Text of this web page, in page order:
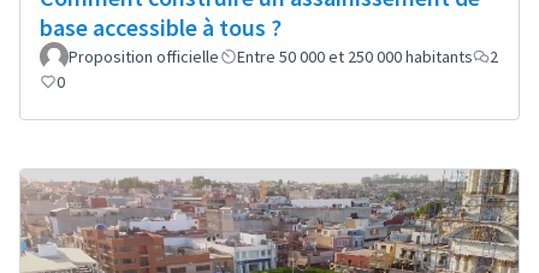
base accessible à tous ?
Proposition officielle Entre 50 000 et 250 000 habitants
2
0